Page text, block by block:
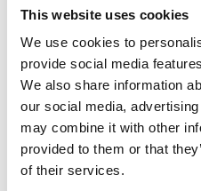
This website uses cookies
We use cookies to
provide social media
We also share information
our social media,
may combine it with other
provided to them or that
of their services.